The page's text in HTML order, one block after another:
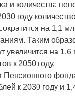
и количества
году
на 1,1
Таким
увеличится на 1,6
к 2050 году.
Пенсионного
к 2030 году и